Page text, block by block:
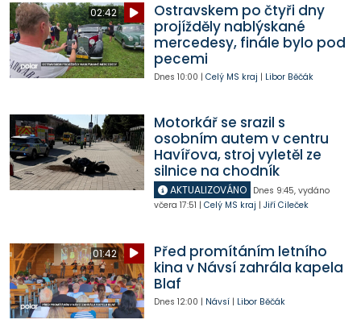
02:42
Ostravskem po čtyři dny
projížděly nablýskané
mercedesy, finále bylo pod
pecemi
Dnes 10:00 | Celý MS kraj | Libor Běčák
Motorkář se srazil s
osobním autem v centru
Havířova, stroj vyletěl ze
silnice na chodník
AKTUALIZOVÁNO Dnes 9:45, vydáno
včera 17:51 | Celý MS kraj | Jiří Cileček
01:42
Před promítáním letního
kina v Návsí zahrála kapela
Blaf
Dnes 12:00 | Návsí| Libor Běčák